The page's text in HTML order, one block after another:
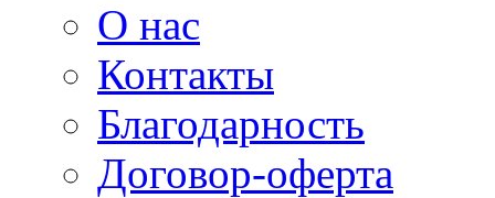
О нас
Контакты
Благодарность
Договор-оферта